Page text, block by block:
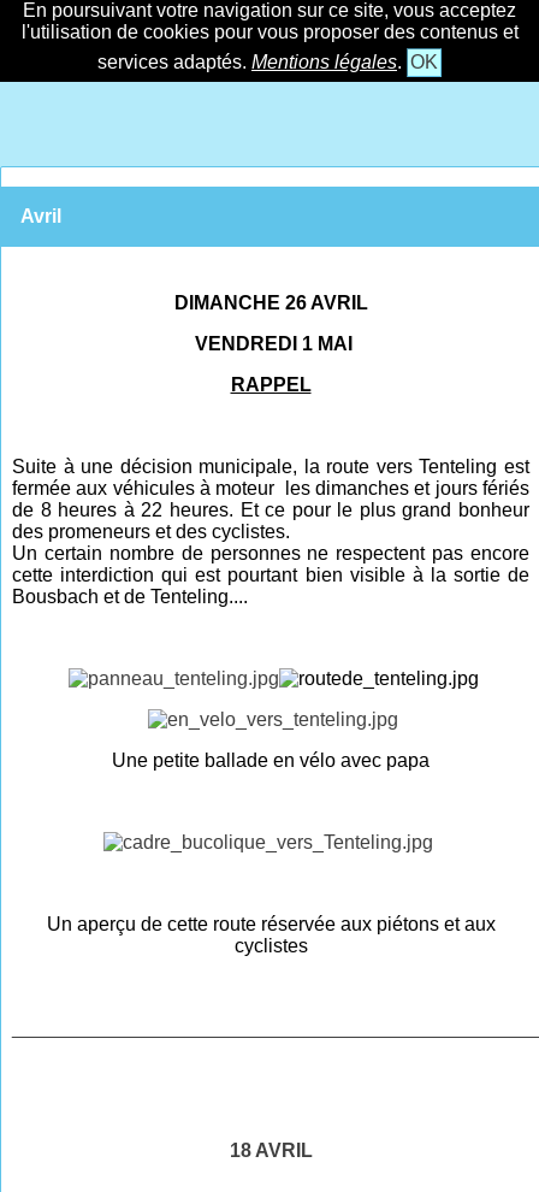
En poursuivant votre navigation sur ce site, vous acceptez
l'utilisation de cookies pour vous proposer des contenus et
services adaptés. Mentions légales. OK
Avril
DIMANCHE 26 AVRIL
VENDREDI 1 MAI
RAPPEL
Suite à une décision municipale, la route vers Tenteling est
fermée aux véhicules à moteur les dimanches et jours fériés
de 8 heures à 22 heures. Et ce pour le plus grand bonheur
des promeneurs et des cyclistes.
Un certain nombre de personnes ne respectent pas encore
cette interdiction qui est pourtant bien visible à la sortie de
Bousbach et de Tenteling....
Une petite ballade en vélo avec papa
Un aperçu de cette route réservée aux piétons et aux
cyclistes
18 AVRIL